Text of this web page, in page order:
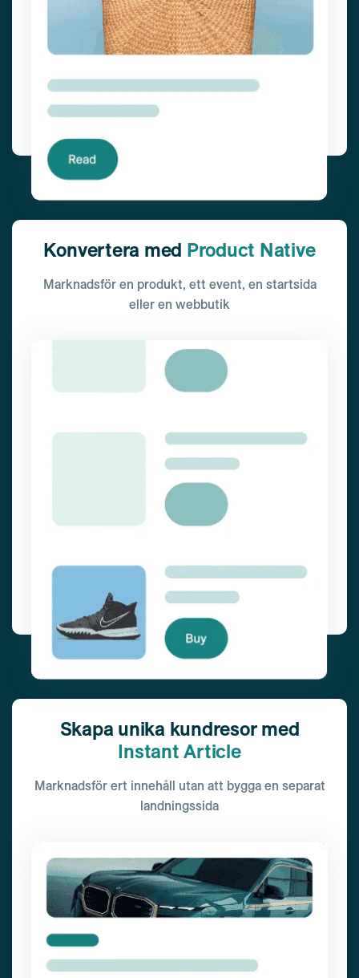
Konvertera med Product Native
Marknadsför en produkt, ett event, en startsida
eller en webbutik
Skapa unika kundresor med
Instant Article
Marknadsför ert innehåll utan att bygga en separat
landningssida